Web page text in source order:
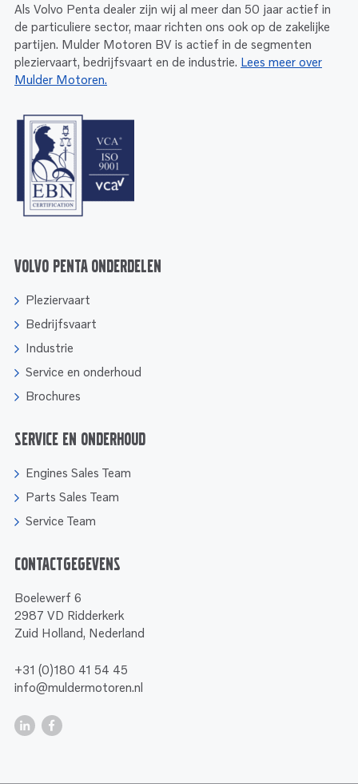
Als Volvo Penta dealer zijn wij al meer dan 50 jaar actief in
de particuliere sector, maar richten ons ook op de zakelijke
partijen. Mulder Motoren BV is actief in de segmenten
pleziervaart, bedrijfsvaart en de industrie. Lees meer over
Mulder Motoren.
Volvo Penta onderdelen
Pleziervaart
Bedrijfsvaart
Industrie
Service en onderhoud
Brochures
Service en onderhoud
Engines Sales Team
Parts Sales Team
Service Team
Contactgegevens
Boelewerf 6
2987 VD Ridderkerk
Zuid Holland, Nederland
+31 (0)180 41 54 45
info@muldermotoren.nl